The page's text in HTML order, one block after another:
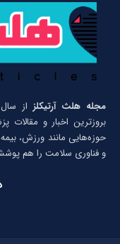
مجله هلث آرتیکلز
بروزترین اخبار و
حوزه‌هایی مانند ورزش،
و فناوری سلامت را هم